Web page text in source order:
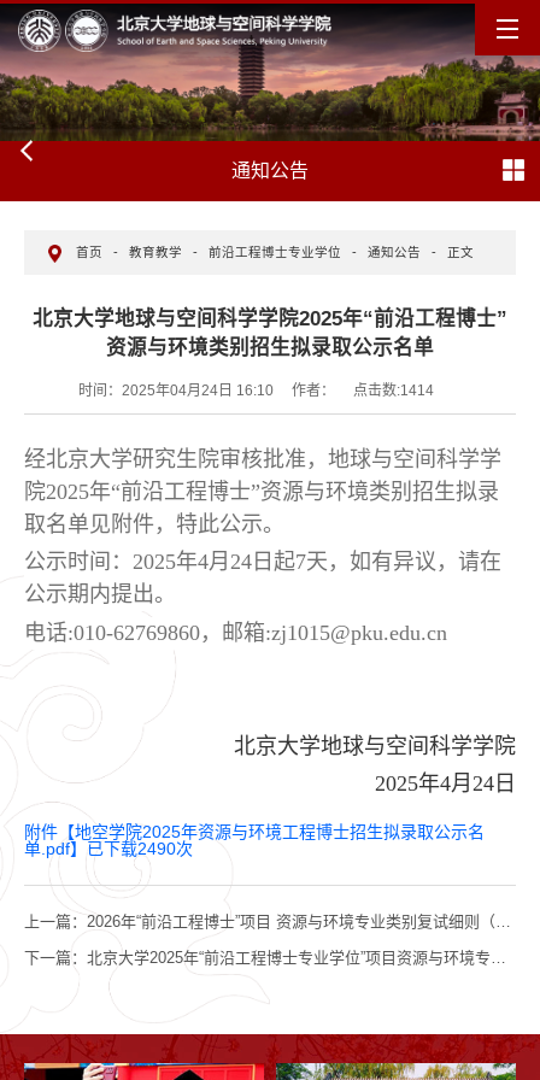
通知公告
首页 - 教育教学 - 前沿工程博士专业学位 - 通知公告 - 正文
北京大学地球与空间科学学院2025年“前沿工程博士”
资源与环境类别招生拟录取公示名单
时间：2025年04月24日 16:10 作者： 点击数:1414
经北京大学研究生院审核批准，地球与空间科学学
院2025年“前沿工程博士”资源与环境类别招生拟录
取名单见附件，特此公示。
公示时间：2025年4月24日起7天，如有异议，请在
公示期内提出。
电话:010-62769860，邮箱:zj1015@pku.edu.cn
北京大学地球与空间科学学院
2025年4月24日
附件【地空学院2025年资源与环境工程博士招生拟录取公示名
单.pdf】已下载2490次
上一篇： 2026年“前沿工程博士”项目 资源与环境专业类别复试细则（含复试名单）
下一篇： 北京大学2025年“前沿工程博士专业学位”项目资源与环境专业类别复试细则（含复试名单）